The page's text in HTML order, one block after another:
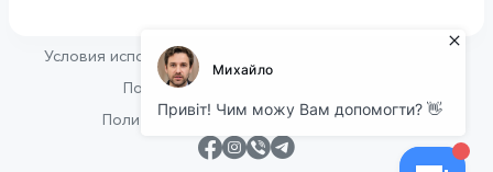
Условия использования
Политика конфиденциальности
Политика в отношении файлов cookie